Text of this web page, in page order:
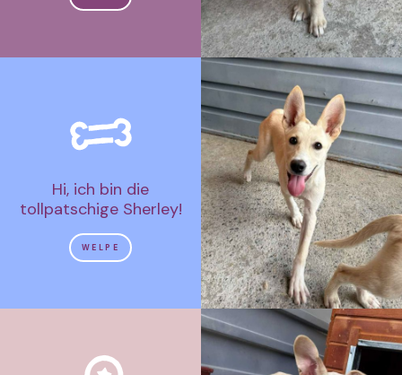
Hi, ich bin die
tollpatschige Sherley!
WELPE